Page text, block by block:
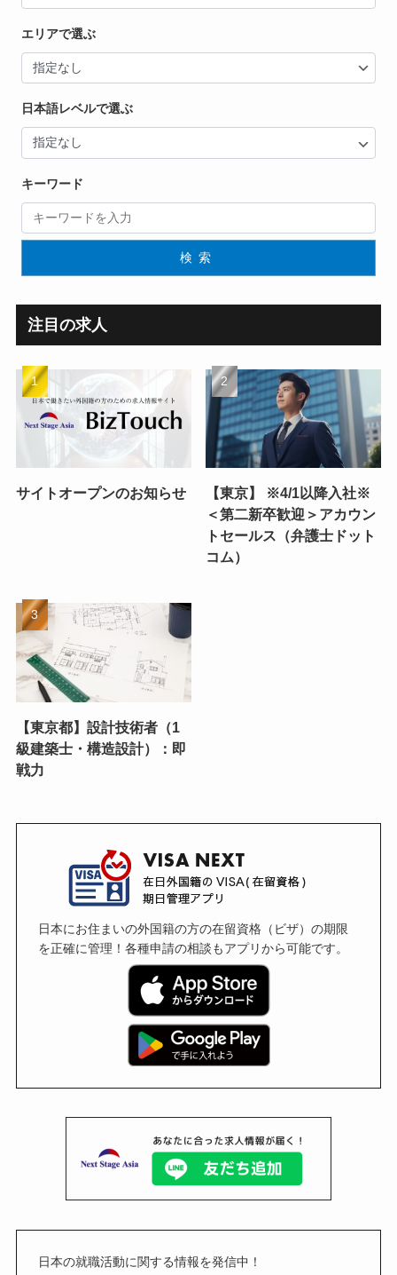
エリアで選ぶ
日本語レベルで選ぶ
キーワード
検索
注目の求人
サイトオープンのお知らせ
【東京】 ※4/1以降入社※
＜第二新卒歓迎＞アカウン
トセールス（弁護士ドット
コム）
【東京都】設計技術者（1
級建築士・構造設計）：即
戦力
日本にお住まいの外国籍の方の在留資格（ビザ）の期限
を正確に管理！各種申請の相談もアプリから可能です。
日本の就職活動に関する情報を発信中！